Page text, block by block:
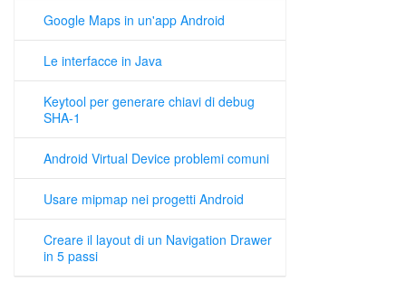
Google Maps in un'app Android
Le interfacce in Java
Keytool per generare chiavi di debug
SHA-1
Android Virtual Device problemi comuni
Usare mipmap nei progetti Android
Creare il layout di un Navigation Drawer
in 5 passi